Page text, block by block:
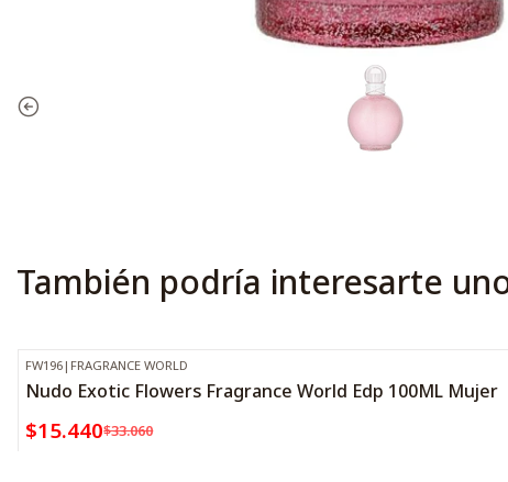
También podría interesarte
-53% OFF
FW196 | FRAGRANCE WORLD
Nudo Exotic Flowers Fragrance World Edp 100ML Mujer
$15.440$33.060